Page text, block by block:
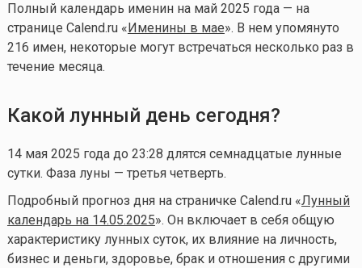
Полный календарь именин на май 2025 года — на
странице Calend.ru « Именины в мае». В нем упомянуто
216 имен, некоторые могут встречаться несколько раз в
течение месяца.
Какой лунный день сегодня?
14 мая 2025 года до 23:28 длятся семнадцатые лунные
сутки. Фаза луны — третья четверть.
Подробный прогноз дня на страничке Calend.ru «Лунный
календарь на 14.05.2025». Он включает в себя общую
характеристику лунных суток, их влияние на личность,
бизнес и деньги, здоровье, брак и отношения с другими